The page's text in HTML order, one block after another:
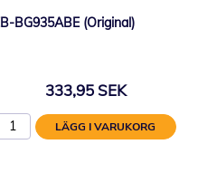
BG935ABE (Original)
333,95 SEK
LÄGG I VARUKORG